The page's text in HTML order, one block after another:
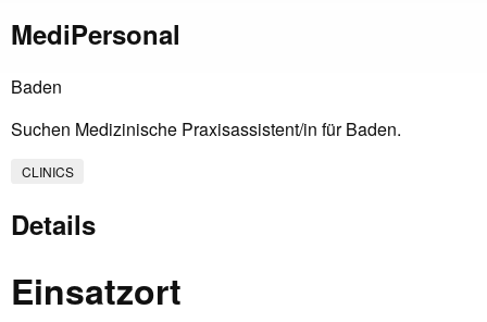
MediPersonal
Baden
Suchen Medizinische Praxisassistent/in für Baden.
CLINICS
Details
Einsatzort